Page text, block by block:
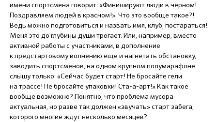
имени спортсмена говорит: «Финишируют люди в чёрном!
Поздравляем людей в красном!». Что это вообще такое?!
Ведь можно подготовиться и назвать имя, клуб, постараться!
Меня это до глубины души трогает. Или, например, вместо
активной работы с участниками, в дополнение
к предстартовому волнению еще и нагнетать обстановку,
заводить спортсменов, на одном крупном полумарафоне
слышу только: «Сейчас будет старт! Не бросайте гели
на трассе! Не бросайте упаковки! Ста-а-арт!» Как такое
вообще возможно? Понятно, что проблема мусора
актуальная, но разве так должен «звучать» старт забега,
которого многие ждут несколько месяцев?